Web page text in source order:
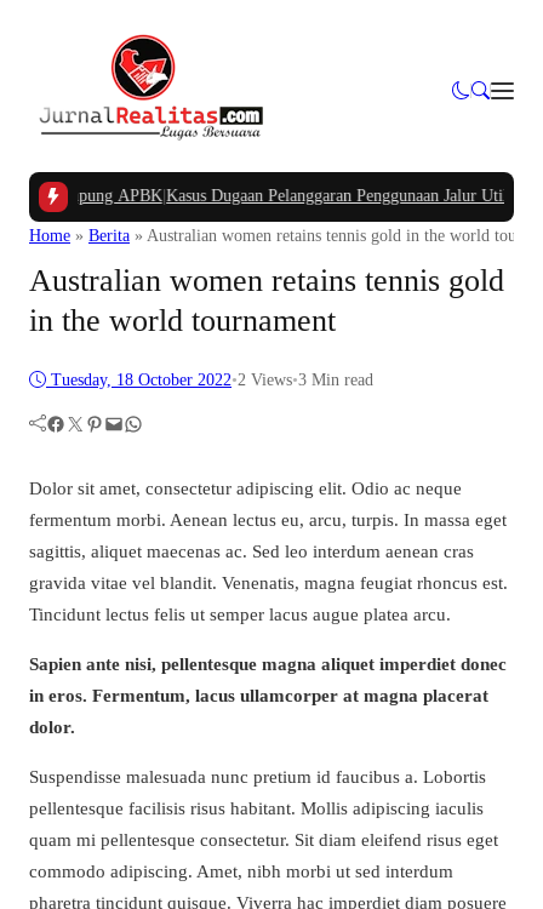
APBK| Kasus Dugaan Pelanggaran Penggunaan Jalur Utilitas
Home » Berita » Australian women retains tennis gold in the world
Australian women retains tennis gold
in the world tournament
Tuesday, 18 October 2022•2 Views•3 Min read
Facebook Twitter Pinterest Mail WhatsApp
Dolor sit amet, consectetur adipiscing elit. Odio ac neque
fermentum morbi. Aenean lectus eu, arcu, turpis. In massa eget
sagittis, aliquet maecenas ac. Sed leo interdum aenean cras
gravida vitae vel blandit. Venenatis, magna feugiat rhoncus est.
Tincidunt lectus felis ut semper lacus augue platea arcu.
Sapien ante nisi, pellentesque magna aliquet imperdiet donec
in eros. Fermentum, lacus ullamcorper at magna placerat
dolor.
Suspendisse malesuada nunc pretium id faucibus a. Lobortis
pellentesque facilisis risus habitant. Mollis adipiscing iaculis
quam mi pellentesque consectetur. Sit diam eleifend risus eget
commodo adipiscing. Amet, nibh morbi ut sed interdum
pharetra tincidunt quisque. Viverra hac imperdiet diam posuere